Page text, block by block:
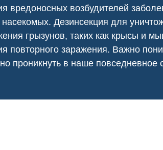
вредоносных возбудителей
Дезинсекция для
грызунов, таких как крысы и
повторного заражения. Важно
проникнуть в наше повседневное